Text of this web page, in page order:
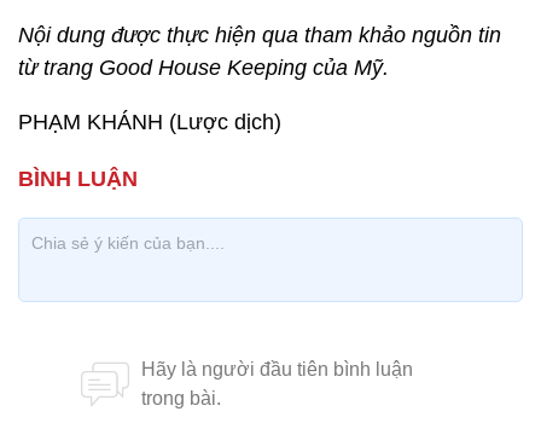
Nội dung được thực hiện qua tham khảo nguồn tin
từ trang Good House Keeping của Mỹ.
PHẠM KHÁNH (Lược dịch)